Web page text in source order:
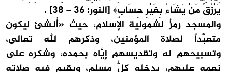
يَرْزُقُ مَنْ يَشَاءُ بِغَيْرِ حِسَابٍ﴾ [النور: 36 – 38] .
والمسجد رمزٌ لشمولية الإسلام، حيث «أُنشئ ليكون
متعبَّداً لصلاة المؤمنين، وذكرهم لله تعالى،
وتسبيحهم له وتقديسهم إيَّاه بحمده، وشكره على